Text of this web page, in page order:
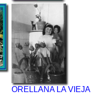
ORELLANA LA VIEJA